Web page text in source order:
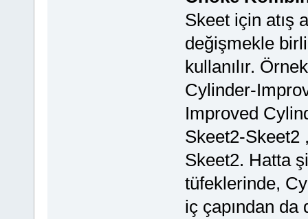
Skeet için atış
değişmekle
kullanılır.
Cylinder-
Improved
Skeet2-Skeet2
Skeet2. Hatta
tüfeklerinde,
iç çapından